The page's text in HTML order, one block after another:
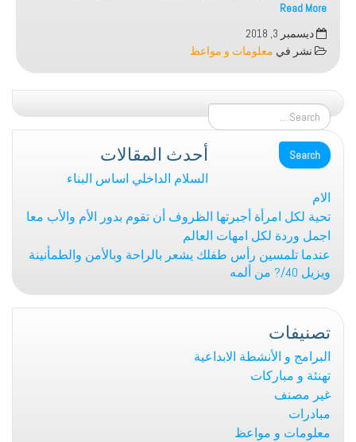
Read More
تركوني
عاريا
..
وكسوك
أنت
فما
عدت
أدري
من
فينا
!!!!
ديسمبر 3, 2018
نشر في معلومات و مواعظ
أحدث المقالات
السلام الداخلي اساس البناء
الام
تحية لكل امرأة أجبرتها الظروف أن تقوم بدور الأم والأب معا
اجمل وردة لكل امهات العالم
عندما تلمسين رأس طفلك يشعر بالراحة وبالأمن والطمأنينة
ويزيل 40/? من ألمه
تصنيفات
البرامج و الأنشطة الابداعية
تهنئة و مباركات
غير مصنف
مبادرات
معلومات و مواعظ